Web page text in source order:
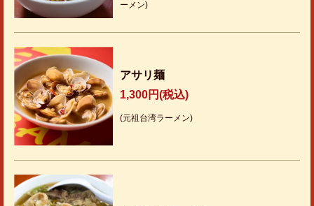
ーメン)
アサリ麺
1,300円(税込)
(元祖台湾ラーメン)